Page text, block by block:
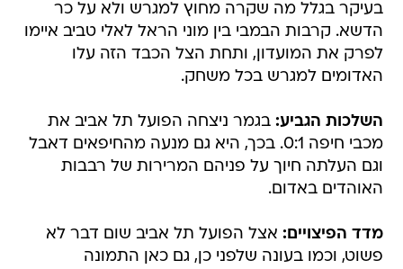
בעיקר בגלל מה שקרה מחוץ למגרש ולא על כר
הדשא. קרבות הבמבי בין מוני הראל לאלי טביב איימו
לפרק את המועדון, ותחת הצל הכבד הזה עלו
האדומים למגרש בכל משחק.
השלכות הגביע: בגמר ניצחה הפועל תל אביב את
מכבי חיפה 0:1. בכך, היא גם מנעה מהחיפאים דאבל
וגם העלתה חיוך על פניהם המרירות של רבבות
האוהדים באדום.
מדד הפיצויים: אצל הפועל תל אביב שום דבר לא
פשוט, וכמו בעונה שלפני כן, גם כאן התמונה